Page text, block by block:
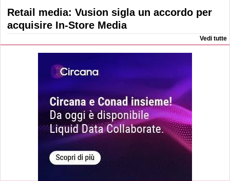
Retail media: Vusion sigla un accordo per
acquisire In-Store Media
Vedi tutte